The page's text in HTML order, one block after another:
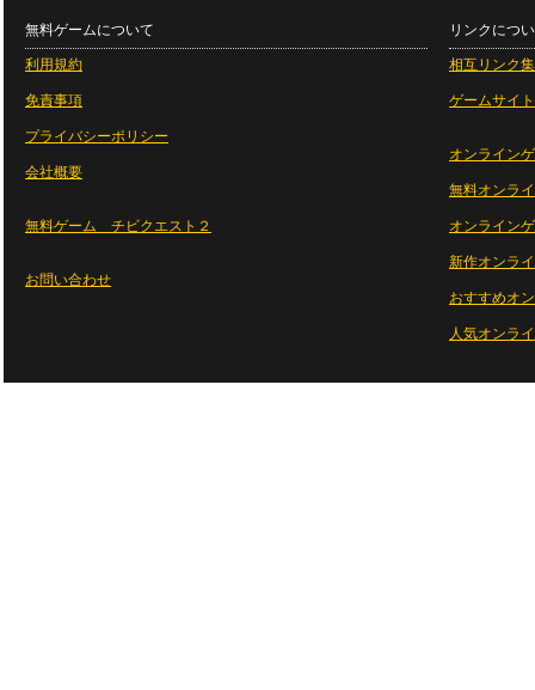
無料ゲームについて
利用規約
免責事項
プライバシーポリシー
会社概要
無料ゲーム チビクエスト２
お問い合わせ
リンクにつ
相互リンク集
ゲームサイ
オンライン
無料オンラ
オンライン
新作オンラ
おすすめオ
人気オンラ